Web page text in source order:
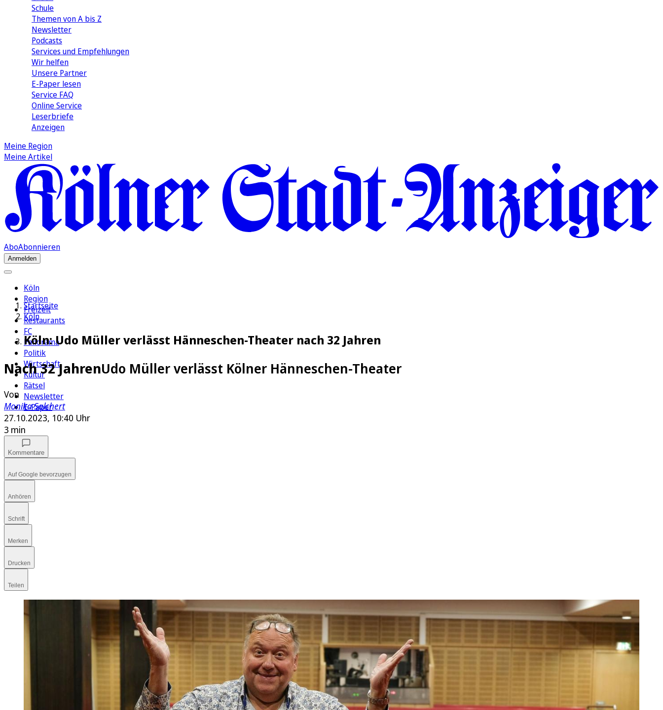
Schule
Themen von A bis Z
Newsletter
Podcasts
Services und Empfehlungen
Wir helfen
Unsere Partner
E-Paper lesen
Service FAQ
Online Service
Leserbriefe
Anzeigen
Meine Region
Meine Artikel
AboAbonnieren
Anmelden
Köln
Region
Freizeit
Restaurants
FC
Panorama
Politik
Wirtschaft
Kultur
Rätsel
Newsletter
E-Paper
Startseite
Köln
Köln: Udo Müller verlässt Hänneschen-Theater nach 32 Jahren
Nach 32 JahrenUdo Müller verlässt Kölner Hänneschen-Theater
Von
Monika Salchert
27.10.2023, 10:40 Uhr
3 min
Kommentare
Auf Google bevorzugen
Anhören
Schrift
Merken
Drucken
Teilen